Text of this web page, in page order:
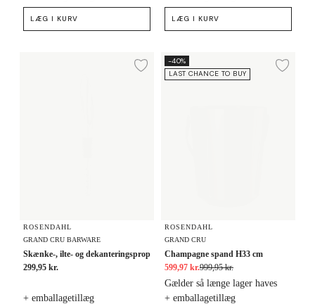
LÆG I KURV LÆG I KURV
Skænke-, ilte- og dekanteringsprop
Tilføj til ønskeliste
ROSENDAHL
GRAND CRU BARWARE
Skænke-, ilte- og dekanteringsprop
299,95 kr.
+ emballagetillæg
Champagne spand H33 cm
-40%
LAST CHANCE TO BUY
ROSENDAHL
GRAND CRU
Champagne spand H33 cm
599,97 kr.999,95 kr.
+ emballagetillæg
Gælder så længe lager haves